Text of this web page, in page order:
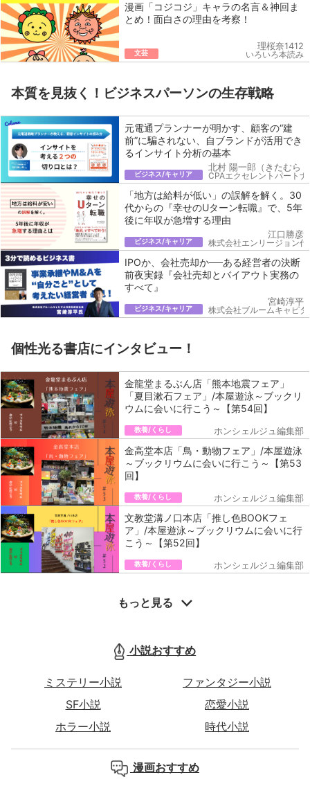
漫画「コジコジ」キャラの名言＆神回ま
とめ！面白さの理由を考察！
文芸
理桜奈1412
いろいろ本読み
本質を見抜く！ビジネスパーソンの生存戦略
元電通プランナーが明かす、顧客の“建
前”に騙されない、自ブランドが活用でき
るインサイト分析の基本
ビジネス/キャリア
北村 陽一郎（きたむら
CPAエクセレントパート
「地方は給料が低い」の誤解を解く。30
代からの『幸せのUターン転職』で、5年
後に年収が急増する理由
ビジネス/キャリア
江口勝彦
株式会社エンリージョン代
IPOか、会社売却か──ある経営者の決断
前夜実録『会社売却とバイアウト実務の
すべて』
ビジネス/キャリア
宮崎淳平
株式会社ブルームキャピ
個性光る書店にインタビュー！
金龍堂まるぶん店「熊本地震フェア」
「夏目漱石フェア」/本屋遊泳～ブックリ
ウムに会いに行こう～【第54回】
教養/くらし ホンシェルジュ編集部
金高堂本店「鳥・動物フェア」/本屋遊泳
～ブックリウムに会いに行こう～【第53
回】
教養/くらし ホンシェルジュ編集部
文教堂溝ノ口本店「推し色BOOKフェ
ア」/本屋遊泳～ブックリウムに会いに行
こう～【第52回】
教養/くらし ホンシェルジュ編集部
もっと見る
小説おすすめ
ミステリー小説
ファンタジー小説
SF小説
恋愛小説
ホラー小説
時代小説
漫画おすすめ